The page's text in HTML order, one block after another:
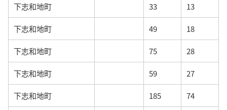
下志和地町 33 13
下志和地町 49 18
下志和地町 75 28
下志和地町 59 27
下志和地町 185 74